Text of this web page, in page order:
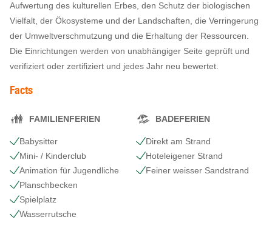
Aufwertung des kulturellen Erbes, den Schutz der biologischen
Vielfalt, der Ökosysteme und der Landschaften, die Verringerung
der Umweltverschmutzung und die Erhaltung der Ressourcen.
Die Einrichtungen werden von unabhängiger Seite geprüft und
verifiziert oder zertifiziert und jedes Jahr neu bewertet.
Facts
FAMILIENFERIEN
Babysitter
Mini- / Kinderclub
Animation für Jugendliche
Planschbecken
Spielplatz
Wasserrutsche
BADEFERIEN
Direkt am Strand
Hoteleigener Strand
Feiner weisser Sandstrand